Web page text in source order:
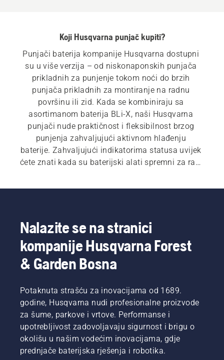
Koji Husqvarna punjač kupiti?
Punjači baterija kompanije Husqvarna dostupni
su u više verzija – od niskonaponskih punjača
prikladnih za punjenje tokom noći do brzih
punjača prikladnih za montiranje na radnu
površinu ili zid. Kada se kombiniraju sa
asortimanom baterija BLi-X, naši Husqvarna
punjači nude praktičnost i fleksibilnost brzog
punjenja zahvaljujući aktivnom hlađenju
baterije. Zahvaljujući indikatorima statusa uvijek
ćete znati kada su baterijski alati spremni za rad.
opreme.
Nalazite se na stranici
kompanije Husqvarna Forest
& Garden Bosna
Potaknuta strašću za inovacijama od 1689.
godine, Husqvarna nudi profesionalne proizvode
za šume, parkove i vrtove. Performanse i
upotrebljivost zadovoljavaju sigurnost i brigu o
okolišu u našim vodećim inovacijama, gdje
prednjače baterijska rješenja i robotika.